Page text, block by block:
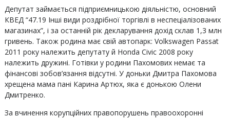
Депутат займається підприємницькою діяльністю, основний
КВЕД “47.19 Інші види роздрібної торгівлі в неспеціалізованих
магазинах”, і за останній рік декларування дохід склав 1,3 млн
гривень. Також родина має свій автопарк: Volkswagen Passat
2011 року належить депутату й Honda Civic 2008 року
належить дружині. Готівки у родини Пахомових немає та
фінансові зобов’язання відсутні. У доньки Дмитра Пахомова
хрещена мама пані Карина Артюх, яка є донькою Олени
Дмитренко.
За вчинення корупційних правопорушень правоохоронні